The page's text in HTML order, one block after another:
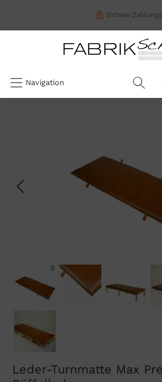
Sichere
Navigation
Leder-Turnmatte Max